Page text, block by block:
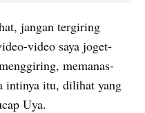
jangan tergiring
video saya joget-
memanas-
intinya itu, dilihat yang
Uya.